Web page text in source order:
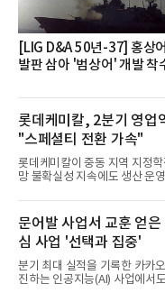
[LIG D&A 50년-37] 홍상
발판 삼아 '범상어' 개발 착
롯데케미칼, 2분기 영업
"스페셜티 전환 가속"
롯데케미칼이 중동 지역 지정
망 불확실성 지속에도 생산 운
어갔다.롯데케미칼이 2026년
액 5조6864억원, 영업이익
일 밝혔다. 사업별로는 기초화
초소재사업·LC타이탄·LC
출 3조9403억원, 영업이익 23
보수 영향과 원료 가격 변동에
기 대비 수익성은 둔화됐지만
문어발 사업서 교훈 얻
심 사업 '선택과 집중'
분기 최대 실적을 기록한 카카
진하는 인공지능(AI) 사업에서